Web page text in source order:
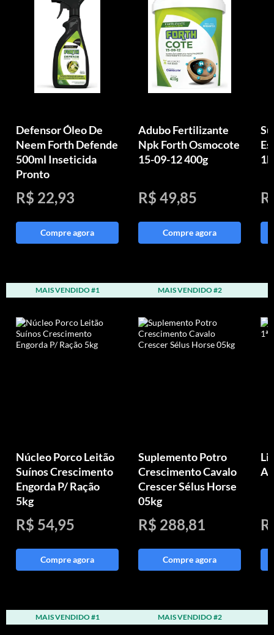
Defensor Óleo De
Neem Forth Defende
500ml Inseticida
Pronto
R$ 22,93
Compre agora
Adubo Fertilizante
Npk Forth Osmocote
15-09-12 400g
R$ 49,85
Compre agora
MAIS VENDIDO #1
Núcleo Porco Leitão
Suínos Crescimento
Engorda P/ Ração
5kg
R$ 54,95
Compre agora
MAIS VENDIDO #2
Suplemento Potro
Crescimento Cavalo
Crescer Sélus Horse
05kg
R$ 288,81
Compre agora
MAIS VENDIDO #1 MAIS VENDIDO #2